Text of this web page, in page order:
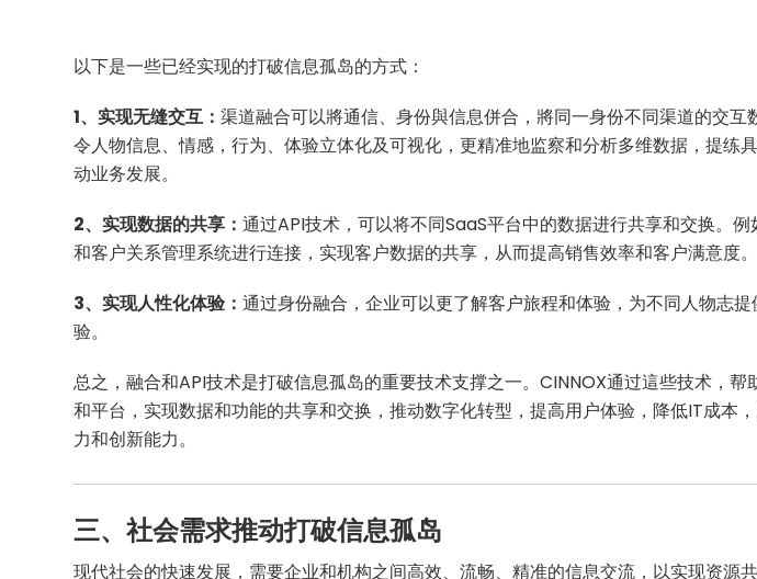
以下是一些已经实现的打破信息孤岛的方式：
1、实现无缝交互：渠道融合可以將通信、身份與信息併合，將同一身份不同渠道的交互
令人物信息、情感，行为、体验立体化及可视化，更精准地监察和分析多维数据，提练
动业务发展。
2、实现数据的共享：通过API技术，可以将不同SaaS平台中的数据进行共享和交换。
和客户关系管理系统进行连接，实现客户数据的共享，从而提高销售效率和客户满意度。
3、实现人性化体验：通过身份融合，企业可以更了解客户旅程和体验，为不同人物志
验。
总之，融合和API技术是打破信息孤岛的重要技术支撑之一。CINNOX通过這些技术，帮
和平台，实现数据和功能的共享和交换，推动数字化转型，提高用户体验，降低IT成本
力和创新能力。
三、社会需求推动打破信息孤岛
现代社会的快速发展，需要企业和机构之间高效、流畅、精准的信息交流，以实现资源